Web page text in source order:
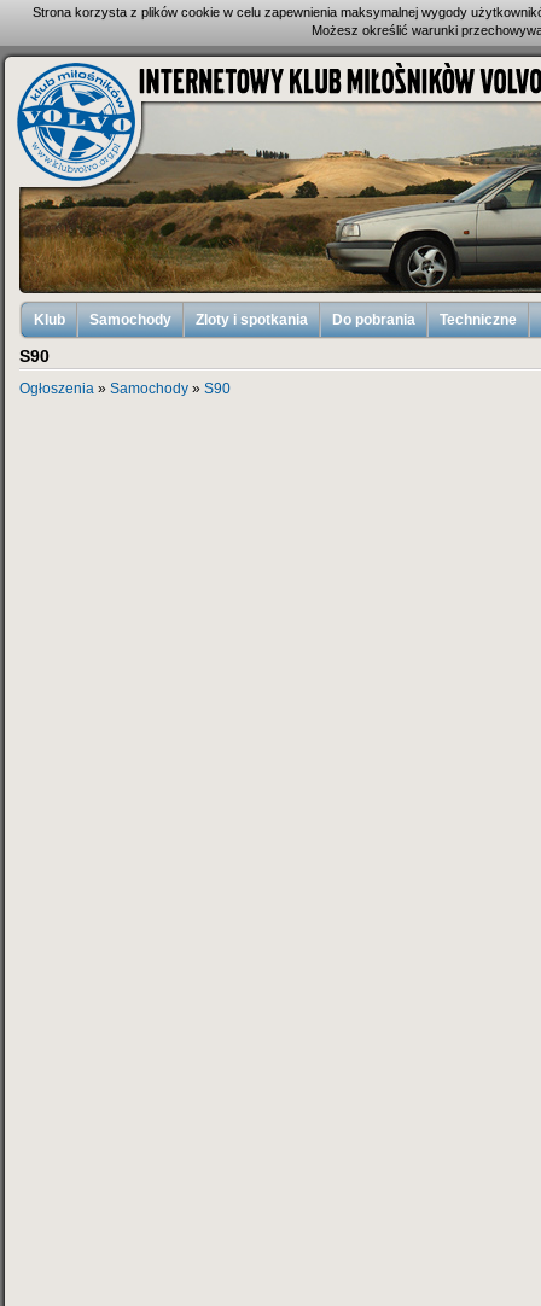
Strona korzysta z plików cookie w celu zapewnienia maksymalnej wygody
Możesz określić warunki
Klub Samochody Zloty i spotkania Do pobrania Techniczne
S90
Ogłoszenia » Samochody » S90